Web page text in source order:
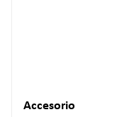
Accesorio